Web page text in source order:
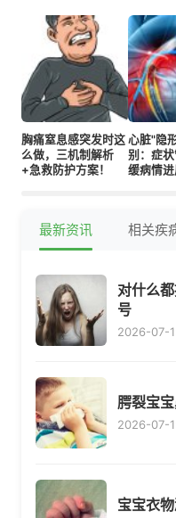
胸痛窒息感突发时这
么做，三机制解析
+急救防护方案！
心脏"隐
别：症
缓病情
最新资讯 相关疾
对什么
号
2026-07-
腭裂宝
2026-07-
宝宝衣